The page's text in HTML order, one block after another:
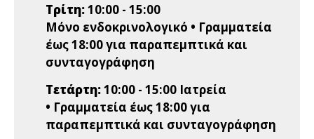
Τρίτη:10:00 - 15:00
Μόνο ενδοκρινολογικό • Γραμματεία
έως 18:00 για παραπεμπτικά και
συνταγογράφηση
Τετάρτη:10:00 - 15:00 Ιατρεία
• Γραμματεία έως 18:00 για
παραπεμπτικά και συνταγογράφηση